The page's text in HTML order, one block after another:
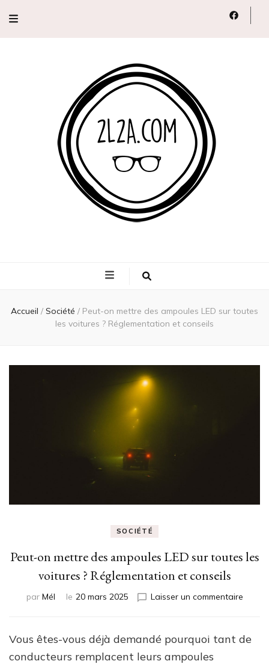
Accueil / Société / Peut-on mettre des ampoules LED sur toutes
les voitures ? Réglementation et conseils
SOCIÉTÉ
Peut-on mettre des ampoules LED sur toutes les
voitures ? Réglementation et conseils
par Mél le 20 mars 2025 Laisser un commentairesur
mettre
des
Vous êtes-vous déjà demandé pourquoi tant de
conducteurs remplacent leurs ampoules